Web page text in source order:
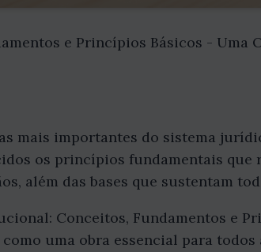
e Princípios Básicos - Uma
mais importantes do sistema
os princípios fundamentais que
além das bases que sustentam
Conceitos, Fundamentos e
uma obra essencial para todos